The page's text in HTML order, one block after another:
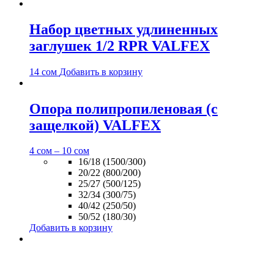
Набор цветных удлиненных
заглушек 1/2 RPR VALFEX
14 сом Добавить в корзину
Опора полипропиленовая (с
защелкой) VALFEX
4 сом – 10 сом
16/18 (1500/300)
20/22 (800/200)
25/27 (500/125)
32/34 (300/75)
40/42 (250/50)
50/52 (180/30)
Добавить в корзину